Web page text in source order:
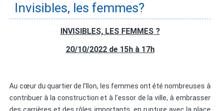
Invisibles, les femmes?
INVISIBLES, LES FEMMES ?
20/10/2022 de 15h à 17h
Au cœur du quartier de l’Ilon, les femmes ont été nombreuses à
contribuer à la construction et à l’essor de la ville, à embrasser